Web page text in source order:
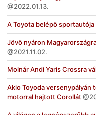
2022.01.13.
A Toyota belépő sportautója
Jövő nyáron
2021.11.02.
Molnár Andi Yaris Crossra
Akio Toyoda versenypályán
motorral hajtott Corollát